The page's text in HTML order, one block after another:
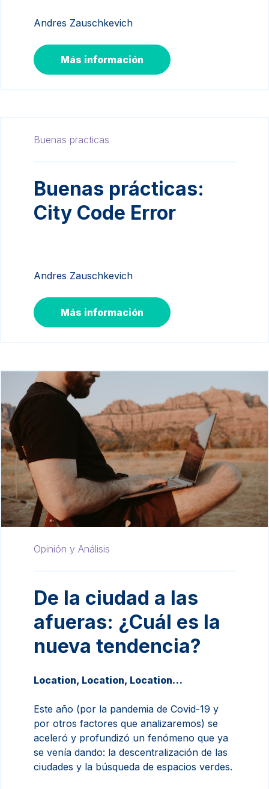
Andres Zauschkevich
Más información
Buenas practicas
Buenas prácticas:
City Code Error
Andres Zauschkevich
Más información
Opinión y Análisis
De la ciudad a las
afueras: ¿Cuál es la
nueva tendencia?
Location, Location, Location…
Este año (por la pandemia de Covid-19 y
por otros factores que analizaremos) se
aceleró y profundizó un fenómeno que ya
se venía dando: la descentralización de las
ciudades y la búsqueda de espacios verdes.